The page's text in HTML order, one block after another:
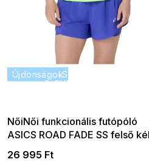
ÚjdonságokSUMMER SALE -35%
NőiNői funkcionális futópóló
ASICS ROAD FADE SS felső
zöld
26 995 Ft